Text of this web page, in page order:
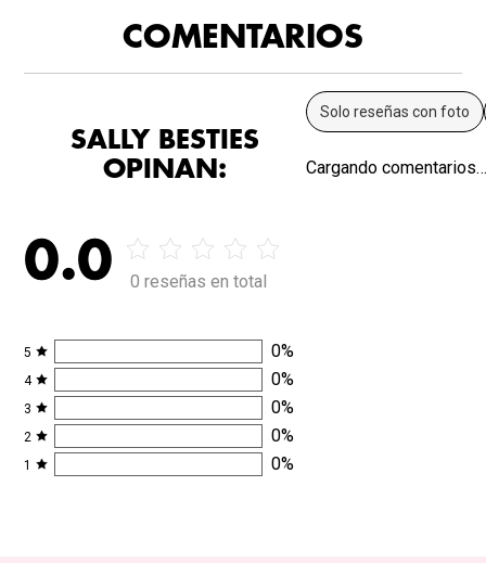
COMENTARIOS
SALLY BESTIES
OPINAN:
0.0 0 reseñas en total
5 0%
4 0%
3 0%
2 0%
1 0%
Solo reseñas con foto
Cargando